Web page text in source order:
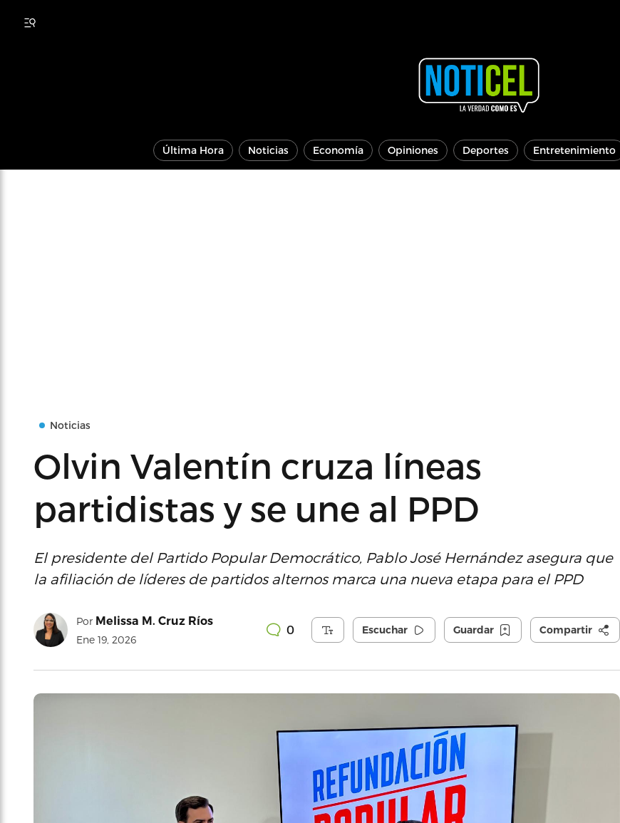
Última Hora Noticias Economía Opiniones Deportes Entretenimiento
Noticias
Olvin Valentín cruza líneas
partidistas y se une al PPD
El presidente del Partido Popular Democrático, Pablo José Hernández asegura que
la afiliación de líderes de partidos alternos marca una nueva etapa para el PPD
Por Melissa M. Cruz Ríos
Ene 19, 2026
0 Escuchar Guardar Compartir